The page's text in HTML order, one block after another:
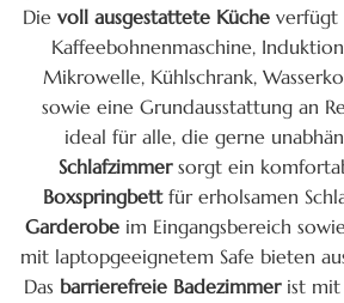
Dievoll ausgestattete Kücheverfügt
Kaffeebohnenmaschine,
Mikrowelle, Kühlschrank,
sowie eine Grundausstattung an
ideal für alle, die gerne
Schlafzimmersorgt ein
Boxspringbettfür erholsamen
Garderobeim Eingangsbereich
mit laptopgeeignetem Safe bieten
Das barrierefreie Badezimmerist mit